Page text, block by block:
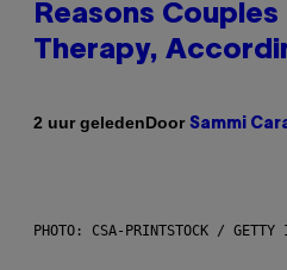
Reasons Couples
Therapy,
2 uur geledenDoor Sammi
PHOTO: CSA-PRINTSTOCK / GETTY